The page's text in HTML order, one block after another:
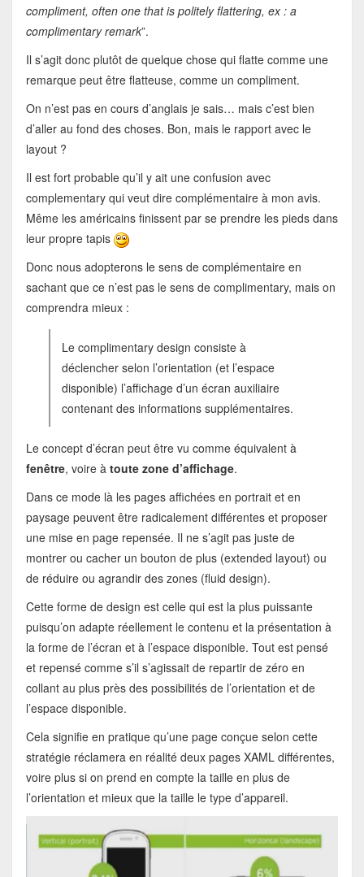
compliment, often one that is politely flattering, ex : a
complimentary remark”.
Il s’agit donc plutôt de quelque chose qui flatte comme une
remarque peut être flatteuse, comme un compliment.
On n’est pas en cours d’anglais je sais… mais c’est bien
d’aller au fond des choses. Bon, mais le rapport avec le
layout ?
Il est fort probable qu’il y ait une confusion avec
complementary qui veut dire complémentaire à mon avis.
Même les américains finissent par se prendre les pieds dans
leur propre tapis
Donc nous adopterons le sens de complémentaire en
sachant que ce n’est pas le sens de complimentary, mais on
comprendra mieux :
Le complimentary design consiste à
déclencher selon l’orientation (et l’espace
disponible) l’affichage d’un écran auxiliaire
contenant des informations supplémentaires.
Le concept d’écran peut être vu comme équivalent à
fenêtre, voire àtoute zone d’affichage.
Dans ce mode là les pages affichées en portrait et en
paysage peuvent être radicalement différentes et proposer
une mise en page repensée. Il ne s’agit pas juste de
montrer ou cacher un bouton de plus (extended layout) ou
de réduire ou agrandir des zones (fluid design).
Cette forme de design est celle qui est la plus puissante
puisqu’on adapte réellement le contenu et la présentation à
la forme de l’écran et à l’espace disponible. Tout est pensé
et repensé comme s’il s’agissait de repartir de zéro en
collant au plus près des possibilités de l’orientation et de
l’espace disponible.
Cela signifie en pratique qu’une page conçue selon cette
stratégie réclamera en réalité deux pages XAML différentes,
voire plus si on prend en compte la taille en plus de
l’orientation et mieux que la taille le type d’appareil.